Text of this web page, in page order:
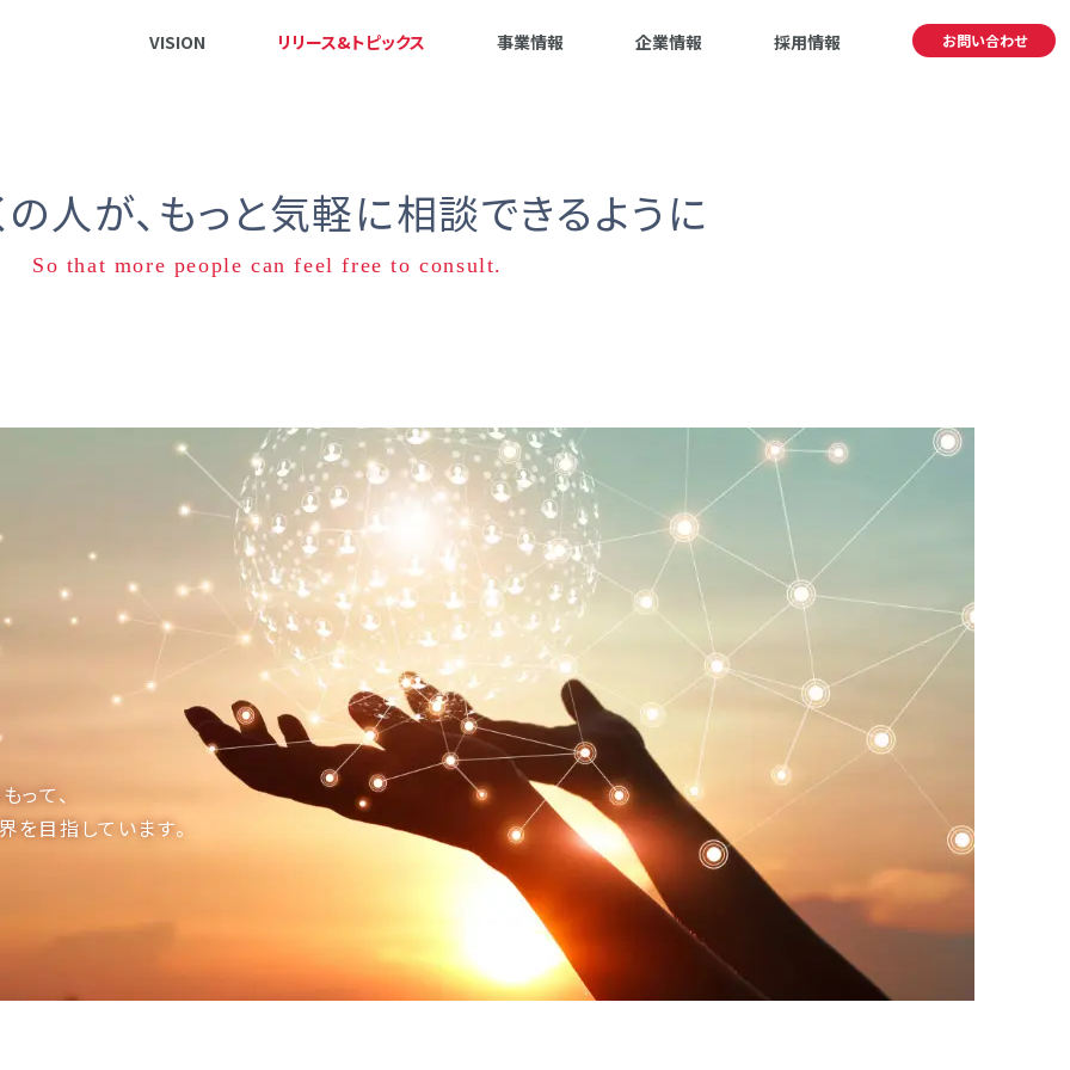
VISION リリース&トピックス 事業情報 企業情報 採用情報 お問い合わせ
人が、 もっと気軽に相談できるように
So that more people can feel free to consult.
って、
を目指しています。